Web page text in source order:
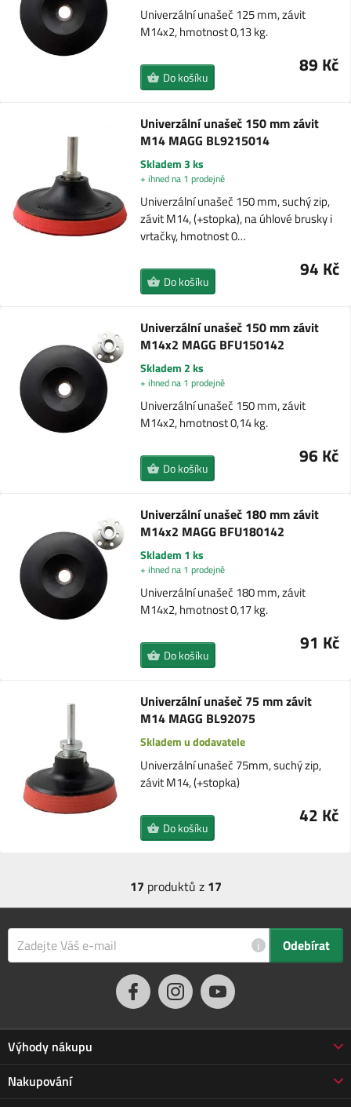
Univerzální unašeč 125 mm, závit
M14x2, hmotnost 0,13 kg.
89 Kč
Do košíku
Univerzální unašeč 150 mm závit
M14 MAGG BL9215014
Skladem 3 ks
+ ihned na 1 prodejně
Univerzální unašeč 150 mm, suchý zip,
závit M14, (+stopka), na úhlové brusky i
vrtačky, hmotnost 0…
94 Kč
Do košíku
Univerzální unašeč 150 mm závit
M14x2 MAGG BFU150142
Skladem 2 ks
+ ihned na 1 prodejně
Univerzální unašeč 150 mm, závit
M14x2, hmotnost 0,14 kg.
96 Kč
Do košíku
Univerzální unašeč 180 mm závit
M14x2 MAGG BFU180142
Skladem 1 ks
+ ihned na 1 prodejně
Univerzální unašeč 180 mm, závit
M14x2, hmotnost 0,17 kg.
91 Kč
Do košíku
Univerzální unašeč 75 mm závit
M14 MAGG BL92075
Skladem u dodavatele
Univerzální unašeč 75mm, suchý zip,
závit M14, (+stopka)
42 Kč
Do košíku
17 produktů z 17
i Odebírat
Výhody nákupu
Proč nakupovat u nás
3letá záruka Jarabák
Nakupování